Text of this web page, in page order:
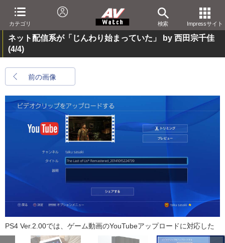
カテゴリ 検索 Impressサイト
ネット配信系が「じんわり始まっていた」 by 西田宗千佳
(4/4)
前の画像
PS4 Ver.2.00では、ゲーム動画のYouTubeアップロードに対応した